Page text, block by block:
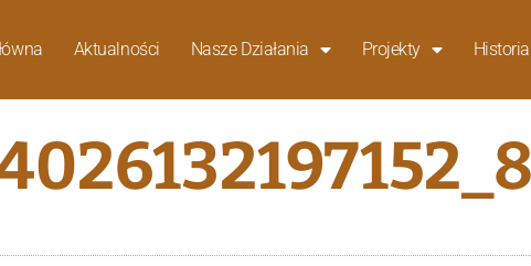
Aktualności Nasze Działania Projekty